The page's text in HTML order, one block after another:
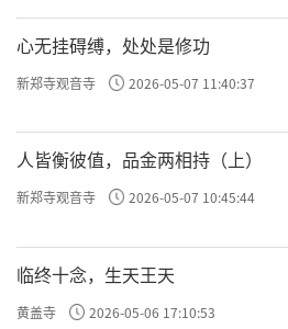
心无挂碍缚，处处是修功
新郑寺观音寺 2026-05-07 11:40:37
人皆衡彼值，品金两相持（上）
新郑寺观音寺 2026-05-07 10:45:44
临终十念，生天王天
黄盖寺 2026-05-06 17:10:53